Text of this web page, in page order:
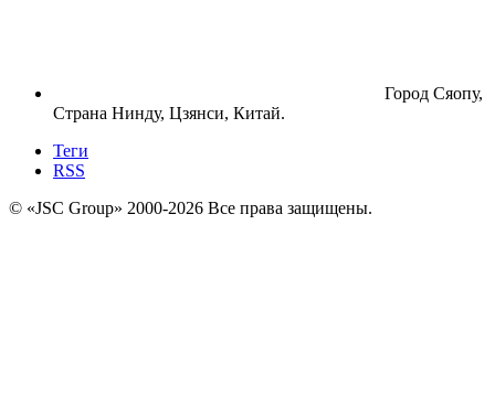
Город Сяопу,
Страна Нинду, Цзянси, Китай.
Теги
RSS
© «JSC Group» 2000-2026 Все права защищены.